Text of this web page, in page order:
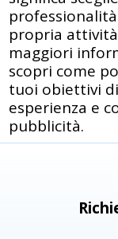
propria
maggiori
scopri come
tuoi obiettivi
esperienza e
pubblicità.